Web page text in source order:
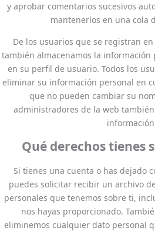
y aprobar comentarios sucesivos
mantenerlos en una cola
De los usuarios que se registran
también almacenamos la
en su perfil de usuario. Todos los
eliminar su información personal en
que no pueden cambiar su
administradores de la web
Qué derechos tienes
Si tienes una cuenta o has dejado
puedes solicitar recibir un archivo
personales que tenemos sobre ti,
nos hayas proporcionado.
eliminemos cualquier dato personal